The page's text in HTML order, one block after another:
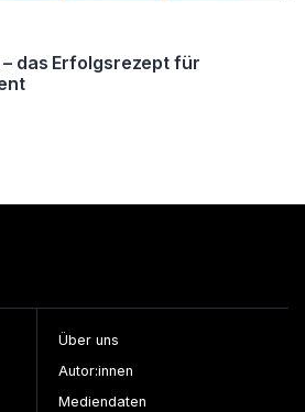
das Erfolgsrezept für
Über uns
Autor:innen
Mediendaten